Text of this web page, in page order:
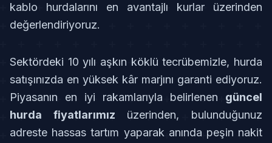
kablo hurdalarını en avantajlı kurlar üzerinden
değerlendiriyoruz.
Sektördeki 10 yılı aşkın köklü tecrübemizle, hurda
satışınızda en yüksek kâr marjını garanti ediyoruz.
Piyasanın en iyi rakamlarıyla belirlenen güncel
hurda fiyatlarımız üzerinden, bulunduğunuz
adreste hassas tartım yaparak anında peşin nakit